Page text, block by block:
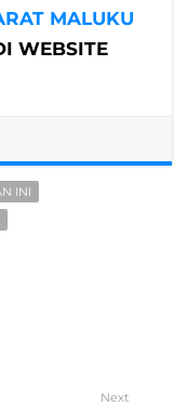
MALUKU
WEBSITE
INI
Next